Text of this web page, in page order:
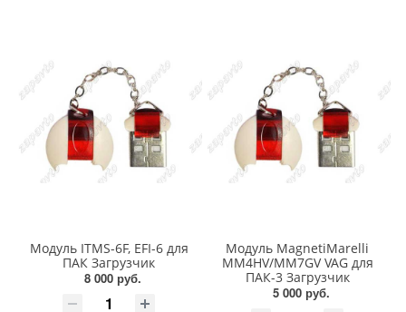
Модуль ITMS-6F, EFI-6 для
ПАК Загрузчик
8 000 руб.
Модуль MagnetiMarelli
MM4HV/MM7GV VAG для
ПАК-3 Загрузчик
5 000 руб.